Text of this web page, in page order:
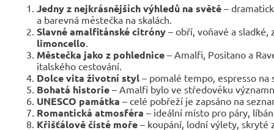
Jedny z nejkrásnějších výhledů na světě –
a barevná městečka na skalách.
Slavné amalfitánské citróny – obří, voňavé a
limoncello
Městečka jako z pohlednice – Amalfi, Positano a
italského cestování.
Dolce vita životní styl – pomalé tempo, espresso na
Bohatá historie – Amalfi bylo ve středověku
UNESCO památka – celé pobřeží je zapsáno na
Romantická atmosféra – ideální místo pro páry,
Křišťálově čisté moře – koupání, lodní výlety, skryté